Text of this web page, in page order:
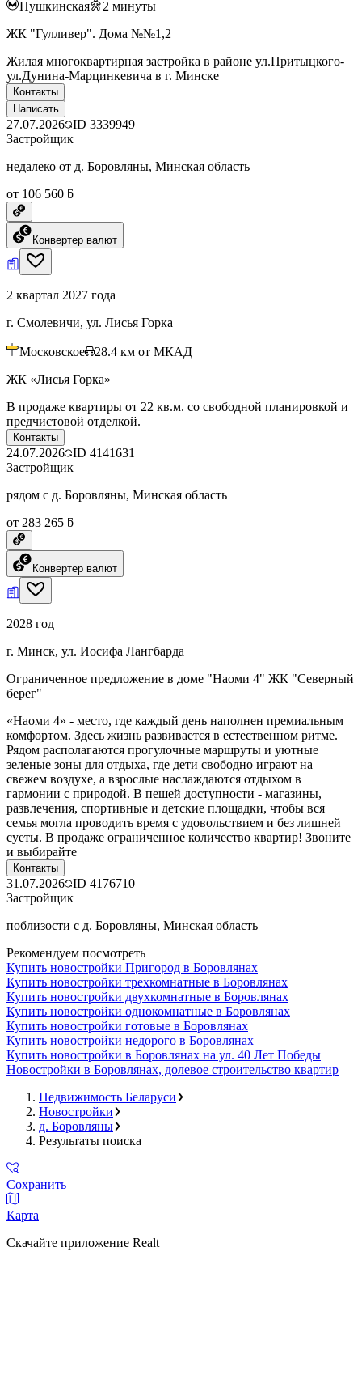
Пушкинская 2 минуты
ЖК "Гулливер". Дома №№1,2
Жилая многоквартирная застройка в районе ул.Притыцкого-
ул.Дунина-Марцинкевича в г. Минске
Контакты
Написать
27.07.2026 ID 3339949
Застройщик
недалеко от д. Боровляны, Минская область
от 106 560 ƃ
Конвертер валют
2 квартал 2027 года
г. Смолевичи, ул. Лисья Горка
Московское 28.4 км от МКАД
ЖК «Лисья Горка»
В продаже квартиры от 22 кв.м. со свободной планировкой и
предчистовой отделкой.
Контакты
24.07.2026 ID 4141631
Застройщик
рядом с д. Боровляны, Минская область
от 283 265 ƃ
Конвертер валют
2028 год
г. Минск, ул. Иосифа Лангбарда
Ограниченное предложение в доме "Наоми 4" ЖК "Северный
берег"
«Наоми 4» - место, где каждый день наполнен премиальным
комфортом. Здесь жизнь развивается в естественном ритме.
Рядом располагаются прогулочные маршруты и уютные
зеленые зоны для отдыха, где дети свободно играют на
свежем воздухе, а взрослые наслаждаются отдыхом в
гармонии с природой. В пешей доступности - магазины,
развлечения, спортивные и детские площадки, чтобы вся
семья могла проводить время с удовольствием и без лишней
суеты. В продаже ограниченное количество квартир! Звоните
и выбирайте
Контакты
31.07.2026 ID 4176710
Застройщик
поблизости с д. Боровляны, Минская область
Рекомендуем посмотреть
Купить новостройки Пригород в Боровлянах
Купить новостройки трехкомнатные в Боровлянах
Купить новостройки двухкомнатные в Боровлянах
Купить новостройки однокомнатные в Боровлянах
Купить новостройки готовые в Боровлянах
Купить новостройки недорого в Боровлянах
Купить новостройки в Боровлянах на ул. 40 Лет Победы
Новостройки в Боровлянах, долевое строительство квартир
Недвижимость Беларуси
Новостройки
д. Боровляны
Результаты поиска
Сохранить
Карта
Скачайте приложение Realt